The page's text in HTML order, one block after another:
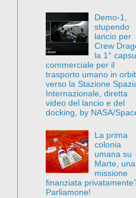
Demo-1,
stupendo
lancio per
Crew
la 1°
commerciale per il
trasporto umano in
verso la Stazione
Internazionale, diretta
video del lancio e del
docking, by NASA/
La prima
colonia
umana su
Marte, una
missione
finanziata
Parliamone!